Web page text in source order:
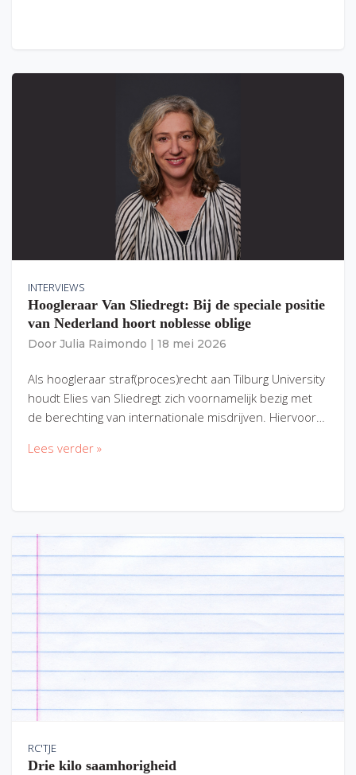
INTERVIEWS
Hoogleraar Van Sliedregt: Bij de speciale positie
van Nederland hoort noblesse oblige
Door Julia Raimondo 18 mei 2026
Als hoogleraar straf(proces)recht aan Tilburg University
houdt Elies van Sliedregt zich voornamelijk bezig met
de berechting van internationale misdrijven. Hiervoor…
Lees verder »
RC'TJE
Drie kilo saamhorigheid